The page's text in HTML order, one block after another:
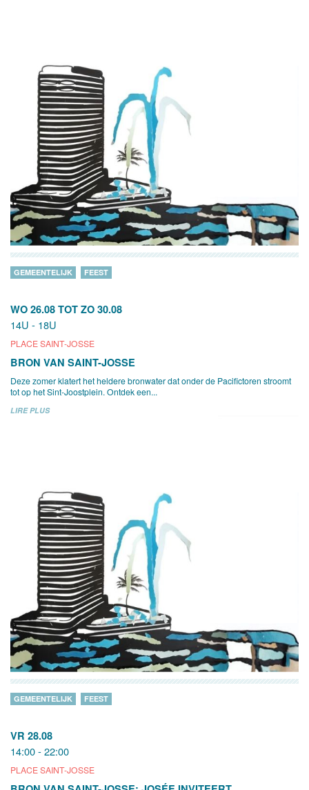
WO 26.08 TOT ZO 30.08
14U - 18U
PLACE SAINT-JOSSE
GEMEENTELIJK FEEST
BRON VAN SAINT-JOSSE
Deze zomer klatert het heldere bronwater dat onder de Pacifictoren stroomt
tot op het Sint-Joostplein. Ontdek een...
LIRE PLUS
VR 28.08
14:00 - 22:00
PLACE SAINT-JOSSE
GEMEENTELIJK FEEST